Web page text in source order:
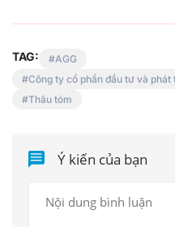
TAG:
AGG
Công ty cổ phần đầu tư và phát
Thâu tóm
Ý kiến của bạn